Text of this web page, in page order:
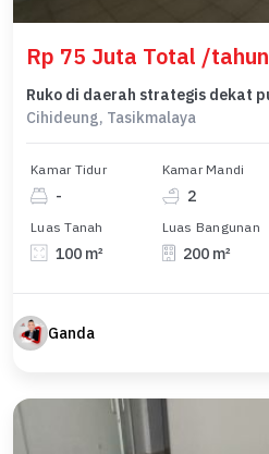
Rp 75 Juta Total /tahun
Cihideung, Tasikmalaya
Kamar Tidur
-
Kamar Mandi
2
Luas Tanah
100 m²
Luas Bangunan
200 m²
Ganda